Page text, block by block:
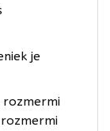
je
rozmermi